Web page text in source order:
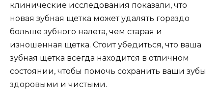
клинические исследования показали, что
новая зубная щетка может удалять гораздо
больше зубного налета, чем старая и
изношенная щетка. Стоит убедиться, что ваша
зубная щетка всегда находится в отличном
состоянии, чтобы помочь сохранить ваши зубы
здоровыми и чистыми.